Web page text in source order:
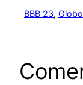
BBB 23, Globo